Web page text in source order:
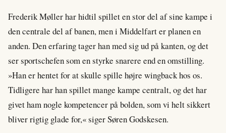
Frederik Møller har hidtil spillet en stor del af sine kampe i
den centrale del af banen, men i Middelfart er planen en
anden. Den erfaring tager han med sig ud på kanten, og det
ser sportschefen som en styrke snarere end en omstilling.
»Han er hentet for at skulle spille højre wingback hos os.
Tidligere har han spillet mange kampe centralt, og det har
givet ham nogle kompetencer på bolden, som vi helt sikkert
bliver rigtig glade for,« siger Søren Godskesen.